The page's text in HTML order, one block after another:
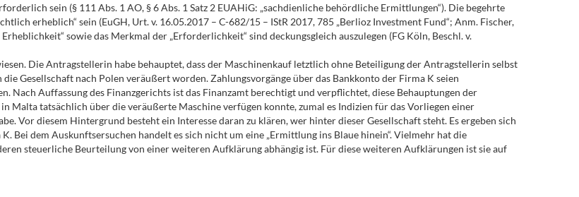
sein (§ 111 Abs. 1 AO, § 6 Abs. 1 Satz 2 EUAHiG: „sachdienliche behördliche Ermittlungen“). Die begehrte
erheblich“ sein (EuGH, Urt. v. 16.05.2017 – C-682/15 – IStR 2017, 785 „Berlioz Investment Fund“; Anm. Fischer,
sowie das Merkmal der „Erforderlichkeit“ sind deckungsgleich auszulegen (FG Köln, Beschl. v.
Die Antragstellerin habe behauptet, dass der Maschinenkauf letztlich ohne Beteiligung der Antragstellerin selbst
Gesellschaft nach Polen veräußert worden. Zahlungsvorgänge über das Bankkonto der Firma K seien
Nach Auffassung des Finanzgerichts ist das Finanzamt berechtigt und verpflichtet, diese Behauptungen der
Malta tatsächlich über die veräußerte Maschine verfügen konnte, zumal es Indizien für das Vorliegen einer
Vor diesem Hintergrund besteht ein Interesse daran zu klären, wer hinter dieser Gesellschaft steht. Es ergeben sich
Bei dem Auskunftsersuchen handelt es sich nicht um eine „Ermittlung ins Blaue hinein“. Vielmehr hat die
steuerliche Beurteilung von einer weiteren Aufklärung abhängig ist. Für diese weiteren Aufklärungen ist sie auf